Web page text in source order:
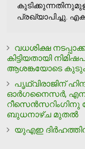
പ്രഖ്യാപിച്ചു.
വധശിക്ഷ
കിട്ടിയതായി
ആശങ്കയോടെ
പൃഥ്വിരാജിന്
ഓര്‍ഗനൈസര്‍,
ബുധനാഴ്ച മുതല്‍
യുഎഇ